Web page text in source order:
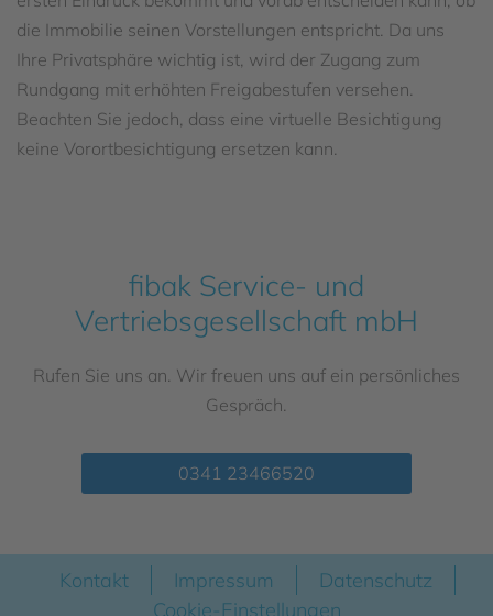
die Immobilie seinen Vorstellungen entspricht. Da uns
Ihre Privatsphäre wichtig ist, wird der Zugang zum
Rundgang mit erhöhten Freigabestufen versehen.
Beachten Sie jedoch, dass eine virtuelle Besichtigung
keine Vorortbesichtigung ersetzen kann.
fibak Service- und
Vertriebsgesellschaft mbH
Rufen Sie uns an. Wir freuen uns auf ein persönliches
Gespräch.
0341 23466520
Kontakt Impressum
Datenschutz
Cookie-Einstellungen